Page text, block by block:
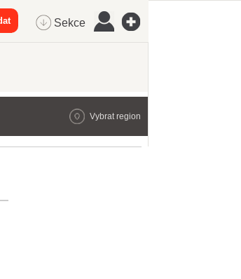
Sekce
Vybrat region